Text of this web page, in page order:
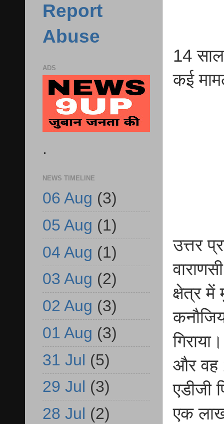
14
कई
उत्तर
क्षेत्र
और वह
एडीजी
एक
Report
Abuse
ADS
.
NEWS TIMELINE
06 Aug (3)
05 Aug (1)
04 Aug (1)
03 Aug (2)
02 Aug (3)
01 Aug (3)
31 Jul (5)
29 Jul (3)
28 Jul (2)